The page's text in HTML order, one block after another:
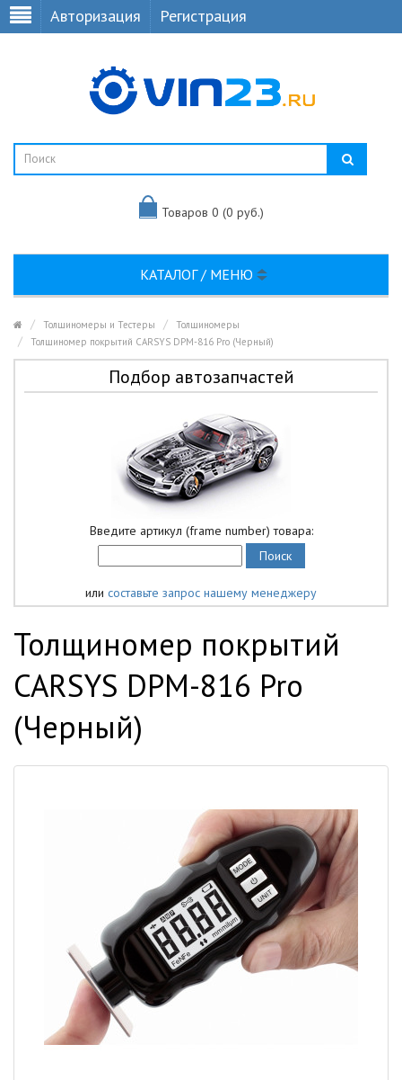
Авторизация Регистрация
Товаров 0 (0 руб.)
КАТАЛОГ / МЕНЮ
Толщиномеры и Тестеры
Толщиномеры
Толщиномер покрытий CARSYS DPM-816 Pro (Черный)
Подбор автозапчастей
Введите артикул (frame number) товара:
или составьте запрос нашему менеджеру
Толщиномер покрытий
CARSYS DPM-816 Pro
(Черный)